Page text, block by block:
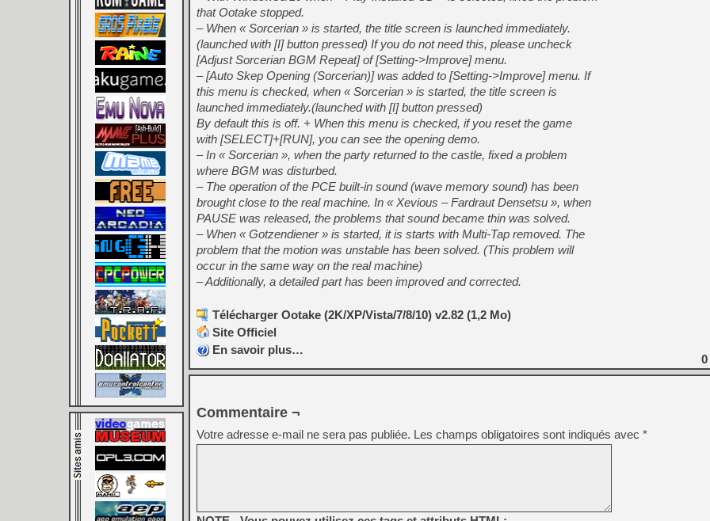
[GK] Nvidia : le prix des
[GK] Suikoden Star Leap
[Mo5] La mini borne
that Ootake stopped.
– When « Sorcerian » is started, the title screen is launched immediately.
(launched with [I] button pressed) If you do not need this, please uncheck
[Adjust Sorcerian BGM Repeat] of [Setting->Improve] menu.
– [Auto Skep Opening (Sorcerian)] was added to [Setting->Improve] menu. If
this menu is checked, when « Sorcerian » is started, the title screen is
launched immediately.(launched with [I] button pressed)
By default this is off. + When this menu is checked, if you reset the game
with [SELECT]+[RUN], you can see the opening demo.
– In « Sorcerian », when the party returned to the castle, fixed a problem
where BGM was disturbed.
– The operation of the PCE built-in sound (wave memory sound) has been
brought close to the real machine. In « Xevious – Fardraut Densetsu », when
PAUSE was released, the problems that sound became thin was solved.
– When « Gotzendiener » is started, it is starts with Multi-Tap removed. The
problem that the motion was unstable has been solved. (This problem will
occur in the same way on the real machine)
– Additionally, a detailed part has been improved and corrected.
Télécharger Ootake (2K/XP/Vista/7/8/10) v2.82 (1,2 Mo)
Site Officiel
En savoir plus…
0
Commentaire ¬
Votre adresse e-mail ne sera pas publiée. Les champs obligatoires sont indiqués avec *